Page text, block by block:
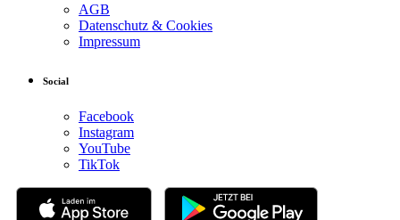
AGB
Datenschutz & Cookies
Impressum
Social
Facebook
Instagram
YouTube
TikTok